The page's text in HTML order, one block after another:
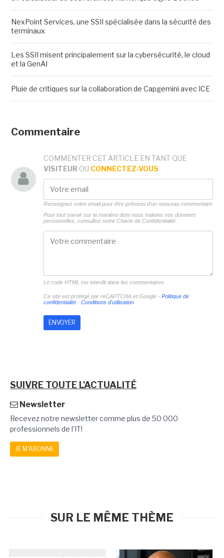
NexPoint Services, une SSII spécialisée dans la sécurité des
terminaux
Les SSII misent principalement sur la cybersécurité, le cloud
et la GenAI
Pluie de critiques sur la collaboration de Capgemini avec ICE
Commentaire
COMMENTER CET ARTICLE EN TANT QUE
VISITEUR OU CONNECTEZ-VOUS
Renseignez votre email pour être prévenu d'un nouveau commentaire
Pour tout savoir sur la manière dont nous traitons vos données
personnelles, consultez notre Charte de Confidentialité.
Le code HTML est interdit dans les commentaires
Ce site est protégé par reCAPTCHA et Google - Politique de
confidentialité- Conditions d'utilisation
SUIVRE TOUTE L'ACTUALITÉ
Newsletter
Recevez notre newsletter comme plus de 50 000
professionnels de l'IT!
JE M'ABONNE
SUR LE MÊME THÈME